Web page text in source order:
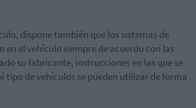
dispone también que los sistemas de
el vehículo siempre de acuerdo con las
su fabricante, instrucciones en las que se
tipo de vehículos se pueden utilizar de forma